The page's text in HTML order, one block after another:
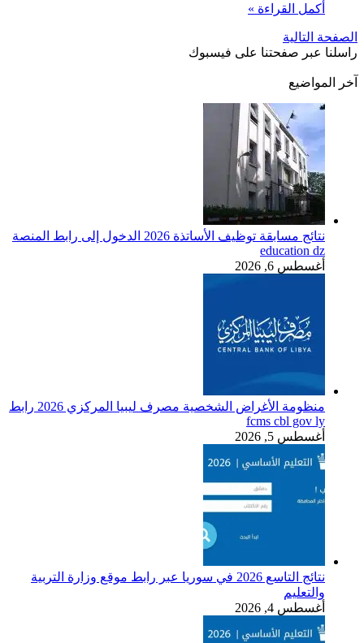
أكمل القراءة »
الصفحة التالية
راسلنا عبر صفحتنا على فيسبوك
آخر المواضيع
نتائج مسابقة توظيف الأساتذة 2026 الدخول إلى رابط المنصة
education dz
أغسطس 6, 2026
منظومة الأغراض الشخصية مصرف ليبيا المركزي 2026 رابط
fcms cbl gov ly
أغسطس 5, 2026
نتائج التاسع 2026 في سوريا عبر رابط موقع وزارة التربية
والتعليم
أغسطس 4, 2026